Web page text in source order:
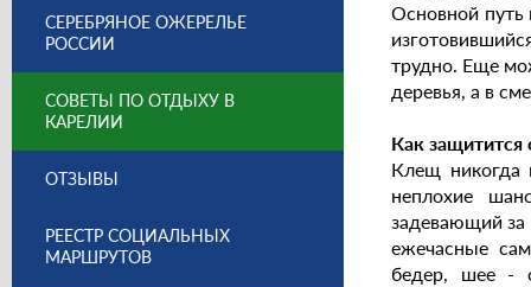
Основной путь
трудно. Еще
деревья, а в
Как
Клещ никогда
неплохие
задевающий за
ежечасные
бедер, шее -
СЕРЕБРЯНОЕ ОЖЕРЕЛЬЕ
РОССИИ
СОВЕТЫ ПО ОТДЫХУ В
КАРЕЛИИ
ОТЗЫВЫ
РЕЕСТР СОЦИАЛЬНЫХ
МАРШРУТОВ